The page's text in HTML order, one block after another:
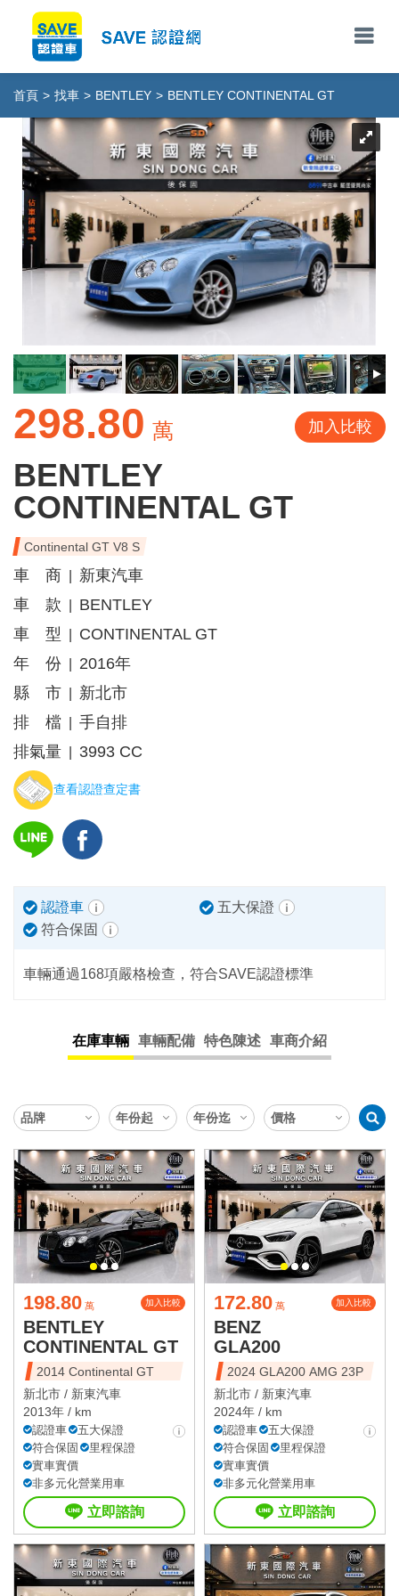
首頁 > 找車 > BENTLEY > BENTLEY CONTINENTAL GT
298.80 萬 加入比較
BENTLEY
CONTINENTAL GT
Continental GT V8 S
車 商
新東汽車
車 款
BENTLEY
車 型
CONTINENTAL GT
年 份
2016年
縣 市
新北市
排 檔
手自排
排氣量
3993 CC
查看認證查定書
認證車
五大保證
符合保固
車輛通過168項嚴格檢查，符合SAVE認證標準
在庫車輛 車輛配備 特色陳述 車商介紹
198.80 萬 加入比較
BENTLEY
CONTINENTAL GT
2014 Continental GT
新北市 / 新東汽車
2013年 / km
認證車
五大保證
符合保固
里程保證
實車實價
非多元化營業用車
立即諮詢
172.80 萬 加入比較
BENZ
GLA200
2024 GLA200 AMG 23P
新北市 / 新東汽車
2024年 / km
認證車
五大保證
符合保固
里程保證
實車實價
非多元化營業用車
立即諮詢